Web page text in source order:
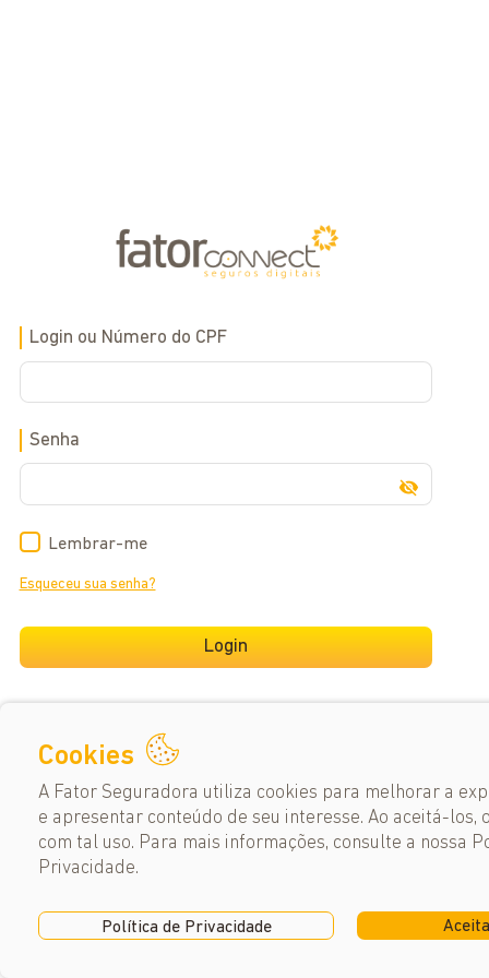
Login ou Número do CPF
Senha
visibility_off
Lembrar-me
Esqueceu sua senha?
Login
Cookies
A Fator Seguradora utiliza cookies para melhorar a
e apresentar conteúdo de seu interesse. Ao aceitá-los,
com tal uso. Para mais informações, consulte a nossa
Privacidade.
Política de Privacidade